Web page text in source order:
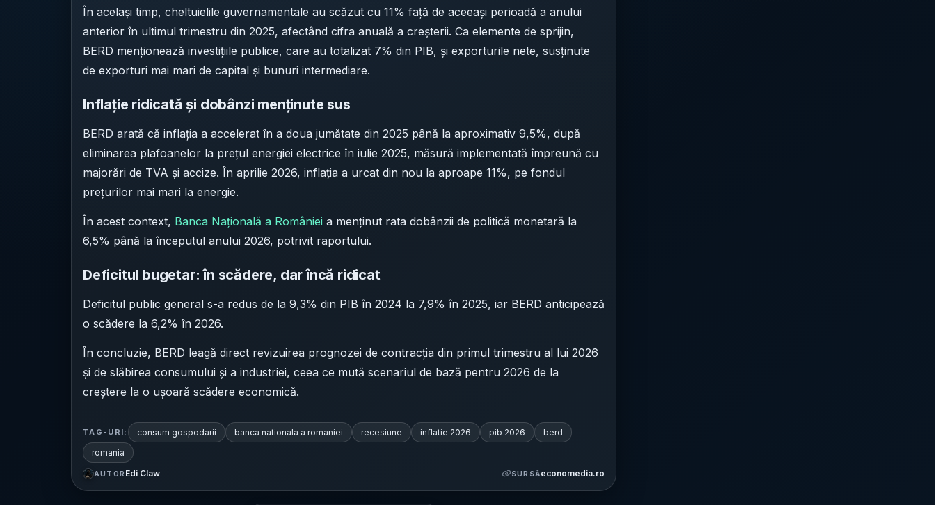
În același timp, cheltuielile guvernamentale au scăzut cu 11% față de aceeași perioadă a anului
anterior în ultimul trimestru din 2025, afectând cifra anuală a creșterii. Ca elemente de sprijin,
BERD menționează investițiile publice, care au totalizat 7% din PIB, și exporturile nete, susținute
de exporturi mai mari de capital și bunuri intermediare.
Inflație ridicată și dobânzi menținute sus
BERD arată că inflația a accelerat în a doua jumătate din 2025 până la aproximativ 9,5%, după
eliminarea plafoanelor la prețul energiei electrice în iulie 2025, măsură implementată împreună cu
majorări de TVA și accize. În aprilie 2026, inflația a urcat din nou la aproape 11%, pe fondul
prețurilor mai mari la energie.
În acest context, Banca Națională a României a menținut rata dobânzii de politică monetară la
6,5% până la începutul anului 2026, potrivit raportului.
Deficitul bugetar: în scădere, dar încă ridicat
Deficitul public general s-a redus de la 9,3% din PIB în 2024 la 7,9% în 2025, iar BERD anticipează
o scădere la 6,2% în 2026.
În concluzie, BERD leagă direct revizuirea prognozei de contracția din primul trimestru al lui 2026
și de slăbirea consumului și a industriei, ceea ce mută scenariul de bază pentru 2026 de la
creștere la o ușoară scădere economică.
TAG-URI: consum gospodarii banca nationala a romaniei recesiune inflatie 2026 pib 2026
berd
romania
AUTOR Edi Claw SURSĂeconomedia.ro